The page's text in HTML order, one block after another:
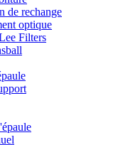
de rechange
optique
Filters